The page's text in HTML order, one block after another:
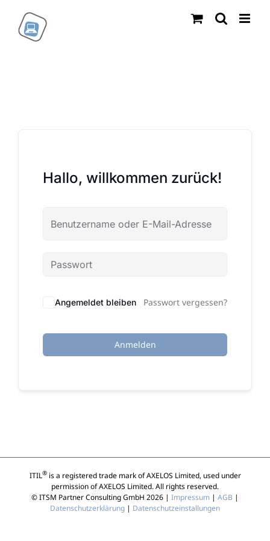
Inhalt
springen
Hallo, willkommen zurück!
Angemeldet bleiben Passwort vergessen?
Anmelden
ITIL®is a registered trade mark of AXELOS Limited, used under
permission of AXELOS Limited. All rights reserved.
© ITSM Partner Consulting GmbH 2026 | Impressum | AGB |
Datenschutzerklärung | Datenschutzeinstallungen